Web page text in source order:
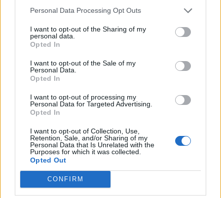
Personal Data Processing Opt Outs
I want to opt-out of the Sharing of my
personal data.
Opted In
I want to opt-out of the Sale of my
Personal Data.
Opted In
I want to opt-out of processing my
Personal Data for Targeted Advertising.
Opted In
I want to opt-out of Collection, Use,
Retention, Sale, and/or Sharing of my
Personal Data that Is Unrelated with the
Purposes for which it was collected.
Opted Out
CONFIRM
L'Ilvamaddalena è tra i 13 club che hanno
presentato domanda di ripescaggio
8 Lug 2026